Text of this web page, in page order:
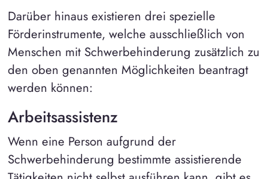
Darüber hinaus existieren drei spezielle
Förderinstrumente, welche ausschließlich von
Menschen mit Schwerbehinderung zusätzlich zu
den oben genannten Möglichkeiten beantragt
werden können:
Arbeitsassistenz
Wenn eine Person aufgrund der
Schwerbehinderung bestimmte assistierende